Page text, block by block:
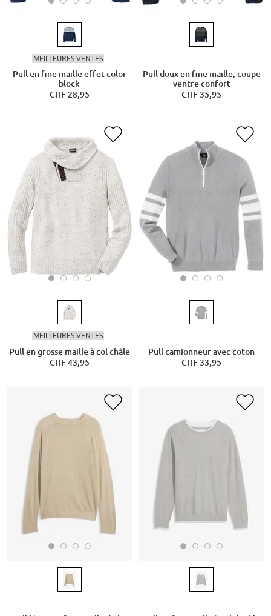
MEILLEURES VENTES
Pull en fine maille effet color
block
CHF 28,95
Pull doux en fine maille, coupe
ventre confort
CHF 35,95
MEILLEURES VENTES
Pull en grosse maille à col châle
CHF 43,95
Pull camionneur avec coton
CHF 33,95